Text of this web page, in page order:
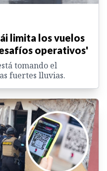
limita los vuelos
operativos'
tomando el
fuertes lluvias.